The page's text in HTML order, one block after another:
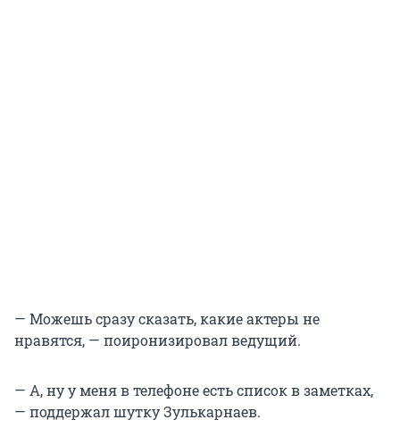
— Можешь сразу сказать, какие актеры не
нравятся, — поиронизировал ведущий.
— А, ну у меня в телефоне есть список в заметках,
— поддержал шутку Зулькарнаев.